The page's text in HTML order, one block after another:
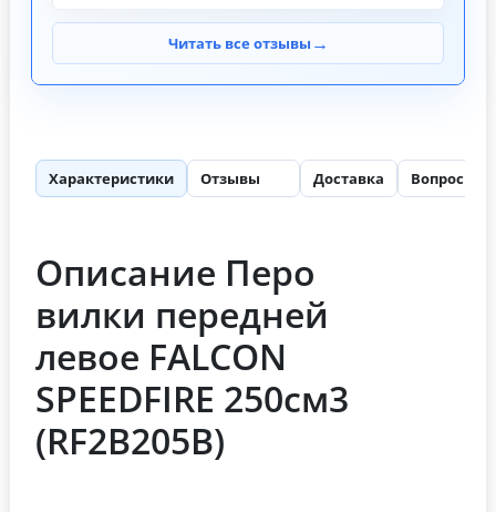
Читать все отзывы →
Характеристики Отзывы Доставка Вопросы
Описание Перо
вилки передней
левое FALCON
SPEEDFIRE 250см3
(RF2B205B)